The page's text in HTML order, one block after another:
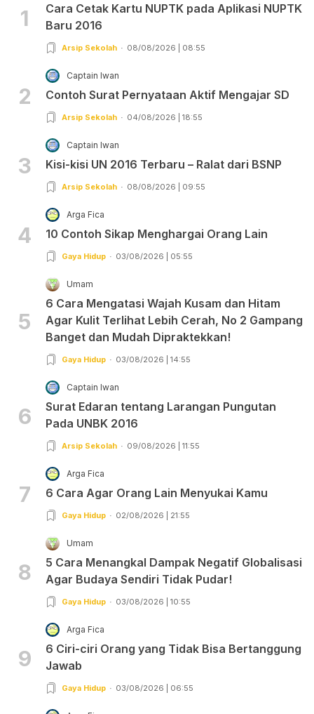
1
Cara Cetak Kartu NUPTK pada Aplikasi NUPTK
Baru 2016
Arsip Sekolah 08/08/2026 | 08:55
2
Captain Iwan
Contoh Surat Pernyataan Aktif Mengajar SD
Arsip Sekolah 04/08/2026 | 18:55
3
Captain Iwan
Kisi-kisi UN 2016 Terbaru – Ralat dari BSNP
Arsip Sekolah 08/08/2026 | 09:55
4
Arga Fica
10 Contoh Sikap Menghargai Orang Lain
Gaya Hidup 03/08/2026 | 05:55
5
Umam
6 Cara Mengatasi Wajah Kusam dan Hitam
Agar Kulit Terlihat Lebih Cerah, No 2 Gampang
Banget dan Mudah Dipraktekkan!
Gaya Hidup 03/08/2026 | 14:55
6
Captain Iwan
Surat Edaran tentang Larangan Pungutan
Pada UNBK 2016
Arsip Sekolah 09/08/2026 | 11:55
7
Arga Fica
6 Cara Agar Orang Lain Menyukai Kamu
Gaya Hidup 02/08/2026 | 21:55
8
Umam
5 Cara Menangkal Dampak Negatif Globalisasi
Agar Budaya Sendiri Tidak Pudar!
Gaya Hidup 03/08/2026 | 10:55
9
Arga Fica
6 Ciri-ciri Orang yang Tidak Bisa Bertanggung
Jawab
Gaya Hidup 03/08/2026 | 06:55